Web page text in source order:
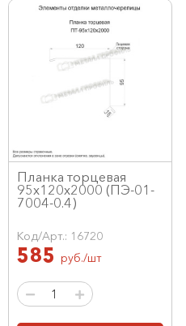
Планка торцевая
95х120х2000 (ПЭ-01-
7004-0.4)
Код/Арт.: 16720
585 руб./шт